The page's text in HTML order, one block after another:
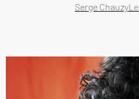
Serge ChauzyLe